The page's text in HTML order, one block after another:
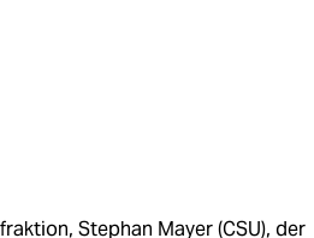
Stephan Mayer (CSU), der